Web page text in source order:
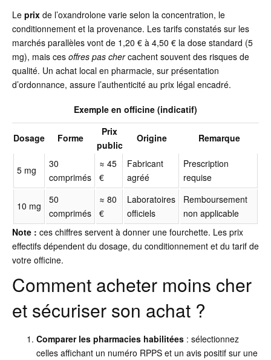
Le prix de l’oxandrolone varie selon la concentration, le
conditionnement et la provenance. Les tarifs constatés sur les
marchés parallèles vont de 1,20 € à 4,50 € la dose standard (5
mg), mais ces offres pas chercachent souvent des risques de
qualité. Un achat local en pharmacie, sur présentation
d’ordonnance, assure l’authenticité au prix légal encadré.
Exemple en officine (indicatif)
Dosage Forme
Prix
public
Origine Remarque
5 mg
30
comprimés
≈ 45
€
Fabricant
agréé
Prescription
requise
10 mg
50
comprimés
≈ 80
€
Laboratoires
officiels
Remboursement
non applicable
Note : ces chiffres servent à donner une fourchette. Les prix
effectifs dépendent du dosage, du conditionnement et du tarif de
votre officine.
Comment acheter moins cher
et sécuriser son achat ?
Comparer les pharmacies habilitées : sélectionnez
celles affichant un numéro RPPS et un avis positif sur une